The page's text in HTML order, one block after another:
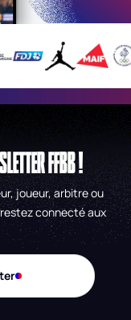
FFBB !
joueur, arbitre ou
connecté aux